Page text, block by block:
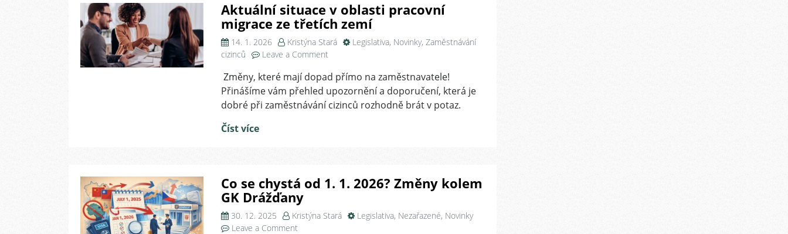
Aktuální situace v oblasti pracovní
migrace ze třetích zemí
14. 1. 2026 Kristýna Stará Legislativa, Novinky, Zaměstnávání
cizinců
Leave a Commenton
situace
v
oblasti
Změny, které mají dopad přímo na zaměstnavatele!
Přinášíme vám přehled upozornění a doporučení, která je
dobré při zaměstnávání cizinců rozhodně brát v potaz.
Číst více
Co se chystá od 1. 1. 2026? Změny kolem
GK Drážďany
30. 12. 2025 Kristýna Stará Legislativa, Nezařazené, Novinky
Leave a Commenton